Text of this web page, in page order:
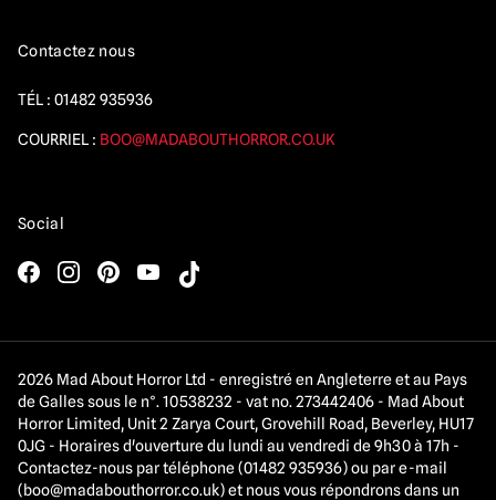
Contactez nous
TÉL : 01482 935936
COURRIEL : BOO@MADABOUTHORROR.CO.UK
Social
2026 Mad About Horror Ltd - enregistré en Angleterre et au Pays
de Galles sous le n°. 10538232 - vat no. 273442406 - Mad About
Horror Limited, Unit 2 Zarya Court, Grovehill Road, Beverley, HU17
0JG - Horaires d'ouverture du lundi au vendredi de 9h30 à 17h -
Contactez-nous par téléphone (01482 935936) ou par e-mail
(boo@madabouthorror.co.uk) et nous vous répondrons dans un